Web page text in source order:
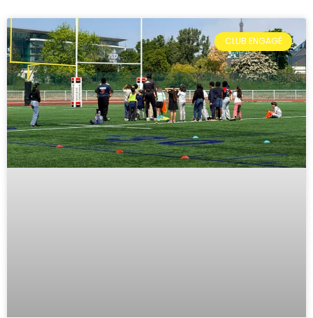
CLUB ENGAGÉ